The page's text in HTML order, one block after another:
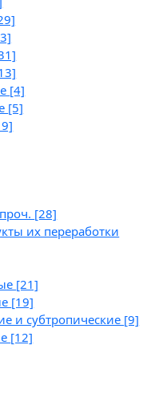
[4]
[5]
[28]
их переработки
[21]
[19]
и субтропические [9]
[12]